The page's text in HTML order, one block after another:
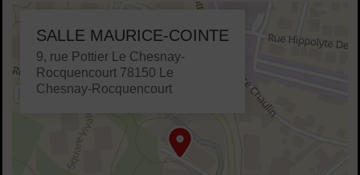
48.826447,2.125306
SALLE MAURICE-COINTE
Adresse :
9, rue Pottier Le Chesnay-
Rocquencourt 78150 Le
Chesnay-Rocquencourt